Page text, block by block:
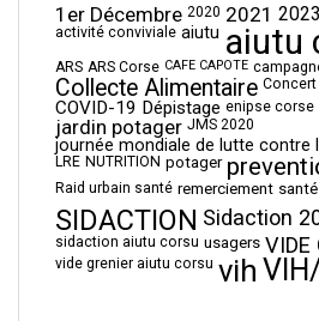
1er Décembre 2020 2021 2023
activité conviviale aiutu aiutu
ARS ARS Corse CAFE CAPOTE
Collecte Alimentaire Concert
COVID-19 Dépistage enipse corse
jardin potager JMS 2020
journée mondiale de lutte contre
LRE NUTRITION potager
Raid urbain santé remerciement
SIDACTION Sidaction
sidaction aiutu corsu usagers VIDE
vide grenier aiutu corsu vih